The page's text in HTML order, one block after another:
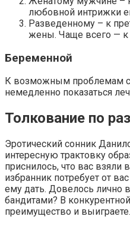
любовной интрижки
Разведенному – к
жены. Чаще всего — к
Беременной
К возможным проблемам
немедленно показаться
Толкование по
Эротический сонник
интересную трактовку
приснилось, что вас взяли
избранник потребует от
ему дать. Довелось лично
бандитами? В
преимущество и выиграете.